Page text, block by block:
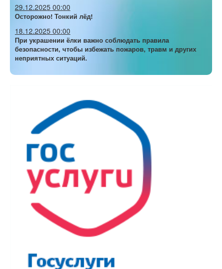
29.12.2025 00:00
Осторожно! Тонкий лёд!
18.12.2025 00:00
При украшении ёлки важно соблюдать правила
безопасности, чтобы избежать пожаров, травм и других
неприятных ситуаций.